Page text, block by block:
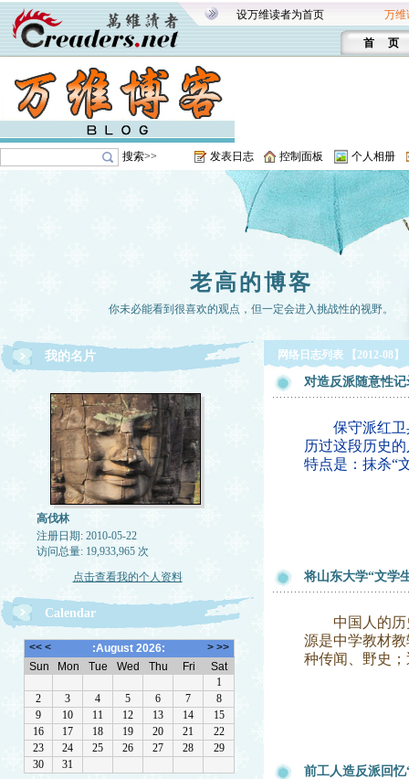
设万维读者为首页 万维
首 页
搜索>> 发表日志 控制面板 个人相册
老高的博客
你未必能看到很喜欢的观点，但一定会进入挑战性的视野。
我的名片
高伐林
注册日期: 2010-05-22
访问总量: 19,933,965 次
点击查看我的个人资料
Calendar
网络日志列表 【2012-08】
对造反派随意性
保守派红卫兵
历过这段历史
特点是：抹杀“
将山东大学“文学
中国人的历史
源是中学教材
种传闻、野史
前工人造反派回